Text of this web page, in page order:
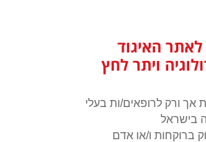
לנפרולוגיה ויתר
האיגוד
ויתר לחץ
אך ורק לרופאים/ות בעלי
בישראל
ברוקחות ו/או אדם